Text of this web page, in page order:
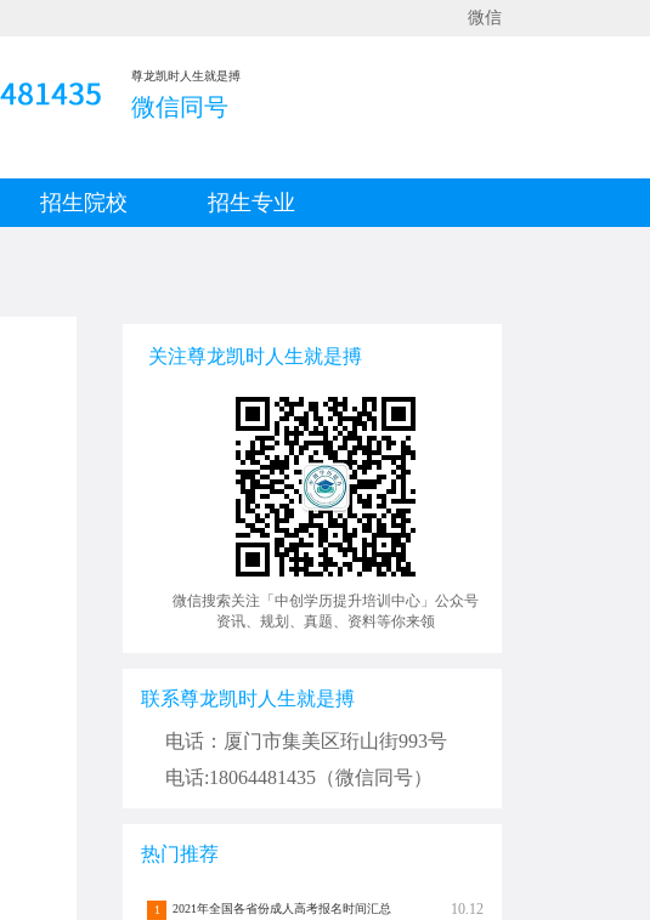
微信
尊龙凯时人生就是搏
微信同号
招生院校 招生专业
关注尊龙凯时人生就是搏
微信搜索关注「中创学历提升培训中心」公众号
资讯、规划、真题、资料等你来领
联系尊龙凯时人生就是搏
电话：厦门市集美区珩山街993号
电话:18064481435（微信同号）
热门推荐
1 2021年全国各省份成人高考报名时间汇总 10.12